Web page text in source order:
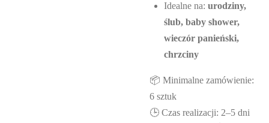
Idealne na: urodziny,
ślub, baby shower,
wieczór panieński,
chrzciny
📦 Minimalne zamówienie:
6 sztuk
🕒 Czas realizacji: 2–5 dni